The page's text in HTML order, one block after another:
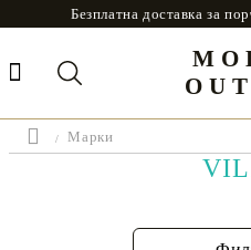
Безплатна доставка за
Марки